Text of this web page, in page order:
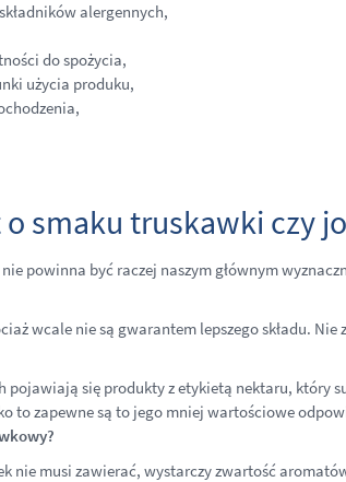
alergennych,
do spożycia,
użycia produku,
smaku truskawki czy
powinna być raczej naszym głównym
wcale nie są gwarantem lepszego składu.
pojawiają się produkty z etykietą nektaru, który
to zapewne są to jego mniej wartościowe
nie musi zawierać, wystarczy zwartość